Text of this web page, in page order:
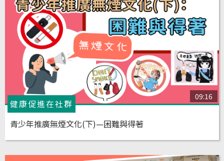
09:16
健康促進在社群
青少年推廣無煙文化(下)—困難與得著